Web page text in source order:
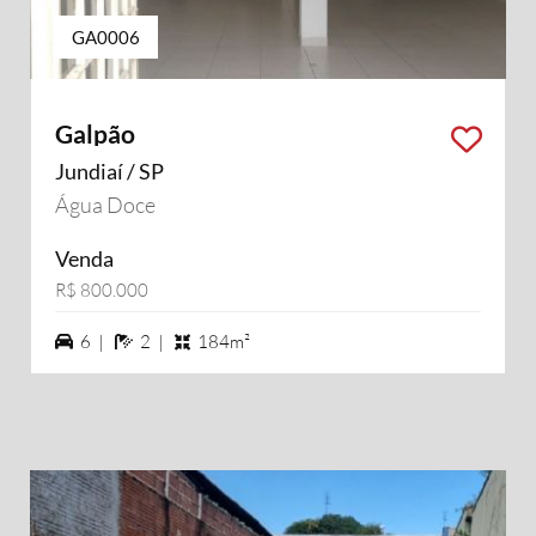
GA0006
Galpão
Jundiaí / SP
Água Doce
Venda
R$ 800.000
6 vagas na garagem
6 | 2 banheiros
2 | 184m²